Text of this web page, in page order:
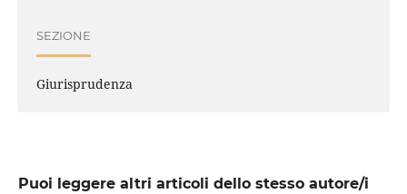
SEZIONE
Giurisprudenza
Puoi leggere altri articoli dello stesso autore/i